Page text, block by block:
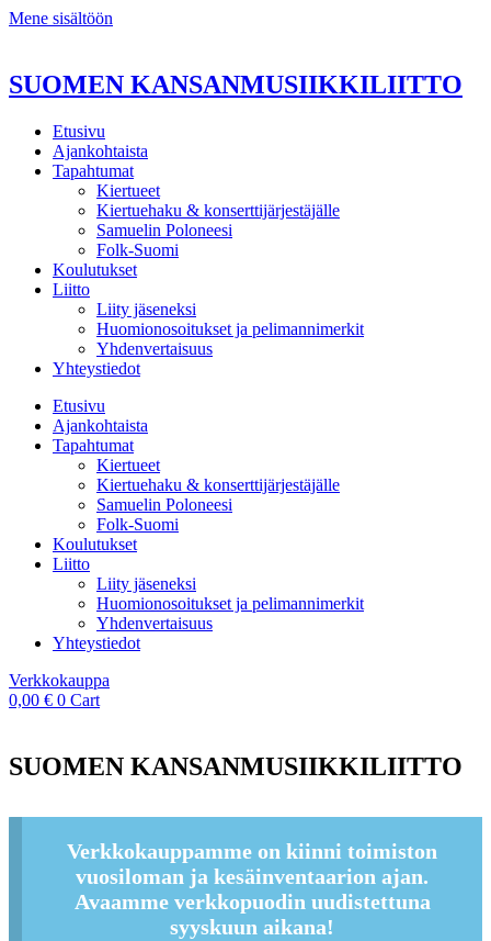
Mene sisältöön
SUOMEN KANSANMUSIIKKILIITTO
Etusivu
Ajankohtaista
Tapahtumat
Kiertueet
Kiertuehaku & konserttijärjestäjälle
Samuelin Poloneesi
Folk-Suomi
Koulutukset
Liitto
Liity jäseneksi
Huomionosoitukset ja pelimannimerkit
Yhdenvertaisuus
Yhteystiedot
Etusivu
Ajankohtaista
Tapahtumat
Kiertueet
Kiertuehaku & konserttijärjestäjälle
Samuelin Poloneesi
Folk-Suomi
Koulutukset
Liitto
Liity jäseneksi
Huomionosoitukset ja pelimannimerkit
Yhdenvertaisuus
Yhteystiedot
Verkkokauppa
0,00 € 0 Cart
SUOMEN KANSANMUSIIKKILIITTO
Verkkokauppamme on kiinni toimiston
vuosiloman ja kesäinventaarion ajan.
Avaamme verkkopuodin uudistettuna
syyskuun aikana!